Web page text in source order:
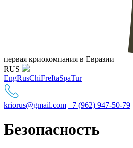
первая криокомпания в Евразии
RUS
EngRusChiFreItaSpaTur
kriorus@gmail.com +7 (962) 947-50-79
Безопасность